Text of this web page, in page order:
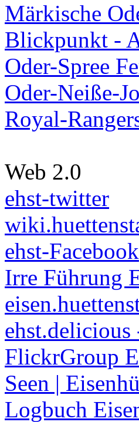
Märkische
Blickpunkt -
Oder-Spree
Oder-Neiße-
Royal-
Web 2.0
ehst-twitter
ehst-Facebook
Irre Führung
FlickrGroup
Seen |
Logbuch